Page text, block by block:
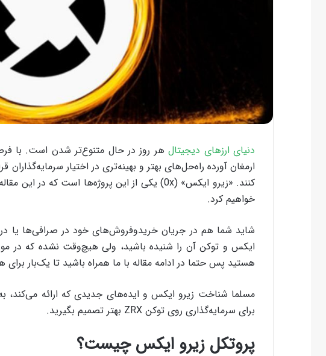
دنیای ارزهای دیجیتالهر روز در حال متنوع‌تر شدن است. با
ارمغان آورده راه‌حل‌های بهتر و بهینه‌تری در اختیار سرمایه‌گذاران
خواهیم کرد.
شاید شما هم در جریان خریدوفروش‌های خود در صرافی‌ها یا در
ایکس و توکن آن را شنیده باشید، ولی هیچ‌وقت نشده که در
هستید پس حتما در ادامه‌ مقاله با ما همراه باشید تا یک‌بار برای
مسلما شناخت زیرو ایکس و ایده‌های جدیدی که ارائه می‌کند،
برای سرمایه‌گذاری روی توکن ZRX بهتر تصمیم بگیرید.
پروتکل زیرو ایکس چیست؟